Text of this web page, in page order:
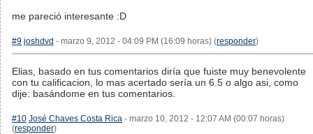
me pareció interesante :D
#9 joshdvd - marzo 9, 2012 - 04:09 PM (16:09 horas) (responder)
Elias, basado en tus comentarios diría que fuiste muy benevolente
con tu calificacion, lo mas acertado sería un 6.5 o algo asi, como
dije: basándome en tus comentarios.
#10 José Chaves Costa Rica - marzo 10, 2012 - 12:07 AM (00:07 horas)
(responder)